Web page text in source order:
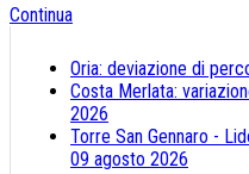
Continua
Oria: deviazione di
Costa Merlata:
2026
Torre San Gennaro -
09 agosto 2026